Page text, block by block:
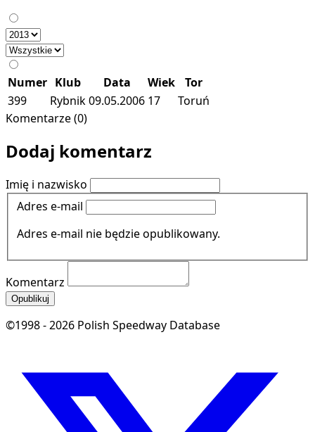
Numer Klub Data Wiek
Tor
399
Rybnik09.05.2006 17
Toruń
Komentarze (0)
Dodaj komentarz
Imię i nazwisko
Adres e-mail
Adres e-mail nie będzie opublikowany.
Komentarz
Opublikuj
©1998 - 2026 Polish Speedway Database